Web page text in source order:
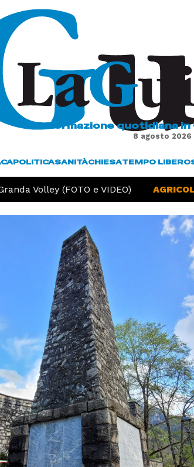
L'informazione quotidiana
8 agosto 2026
POLITICASANITÀCHIESATEMPO LIBERO
Volley (FOTO e VIDEO)